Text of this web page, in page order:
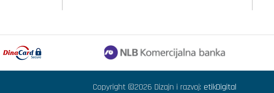
Copyright ©2026 Dizajn i razvoj: etikDigital